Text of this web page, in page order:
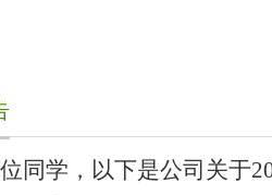
同学，以下是公司关于